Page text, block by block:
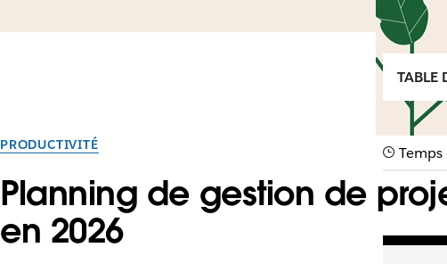
PRODUCTIVITÉ
Planning de gestion de
en 2026
TABLE